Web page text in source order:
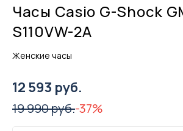
Часы Casio G-Shock
S110VW-2A
Женские часы
12 593 руб.
19 990 руб.-37%